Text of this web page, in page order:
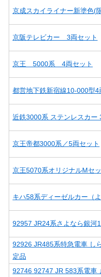
京成スカイライナー新塗色(
京阪テレビカー 3両セット
京王 5000系 4両セット
都営地下鉄新宿線10-000型4
近鉄3000系 ステンレスカー
京王帝都3000系／5両セット
京王5070系オリジナルMセ
キハ58系ディーゼルカー（
92957 JR24系さよなら銀河
92926 JR485系特急電車 し
定品
92746 92747 JR 583系電車